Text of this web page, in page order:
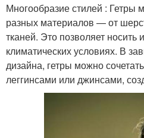
Многообразие стилей : Гетры
разных материалов — от
тканей. Это позволяет носить
климатических условиях. В
дизайна, гетры можно
леггинсами или джинсами,